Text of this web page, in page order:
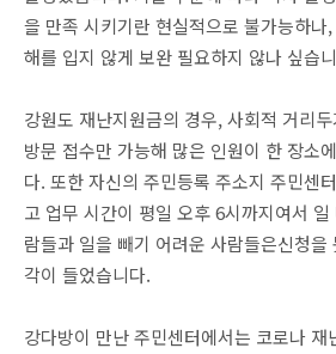
을 만족 시키기란 현실적으로 불가능하나
해를 입지 않게 보완 필요하지 않나 싶습
강원도 재난지원금의 경우, 사회적 거리
방문 접수만 가능해 많은 인원이 한 장소
다. 또한 자신의 주민등록 주소지 주민센
고 업무 시간이 평일 오후 6시까지여서
람들과 일을 빼기 어려운 사람들은신청을
각이 들었습니다.
강다방이 만난 주민센터에서는 코로나 재